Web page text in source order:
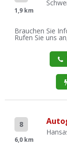
1,9 km
Brauchen Sie
Rufen Sie uns
8
6,0 km